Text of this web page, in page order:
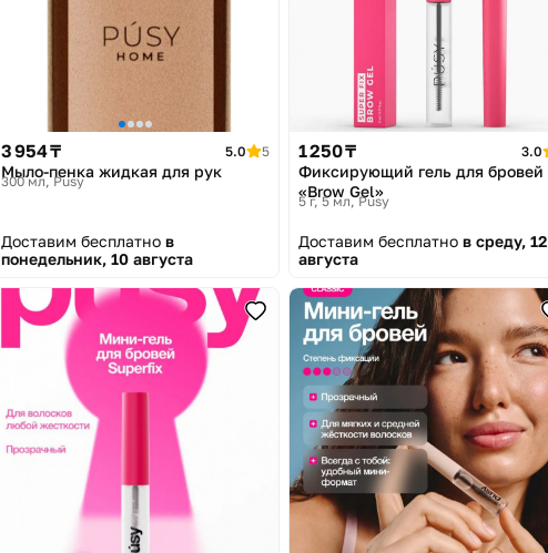
3 954 ₸ 5.0 5
Мыло-пенка жидкая для рук
300 мл Pusy
Доставим бесплатно в
понедельник, 10 августа
1 250 ₸ 3.0
Фиксирующий гель для бровей
«Brow Gel»
5 г, 5 мл Pusy
Доставим бесплатно в среду, 12
августа